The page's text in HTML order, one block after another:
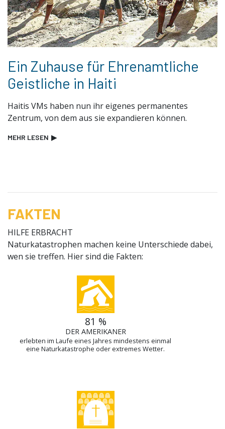
Ein Zuhause für Ehrenamtliche
Geistliche in Haiti
Haitis VMs haben nun ihr eigenes permanentes
Zentrum, von dem aus sie expandieren können.
MEHR LESEN ▶
FAKTEN
HILFE ERBRACHT
Naturkatastrophen machen keine Unterschiede dabei,
wen sie treffen. Hier sind die Fakten:
81 %
DER AMERIKANER
erlebten im Laufe eines Jahres mindestens einmal
eine Naturkatastrophe oder extremes Wetter.